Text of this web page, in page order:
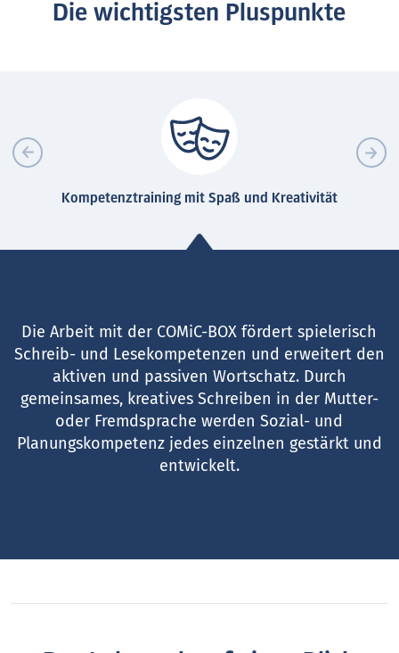
Die wichtigsten Pluspunkte
Kompetenztraining mit Spaß und Kreativität
Die Arbeit mit der COMiC-BOX fördert spielerisch
Schreib- und Lesekompetenzen und erweitert den
aktiven und passiven Wortschatz. Durch
gemeinsames, kreatives Schreiben in der Mutter-
oder Fremdsprache werden Sozial- und
Planungskompetenz jedes einzelnen gestärkt und
entwickelt.